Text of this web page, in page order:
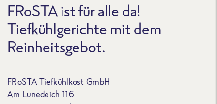
FRoSTA ist für alle da!
Tiefkühlgerichte mit dem
Reinheitsgebot.
FRoSTA Tiefkühlkost GmbH
Am Lunedeich 116